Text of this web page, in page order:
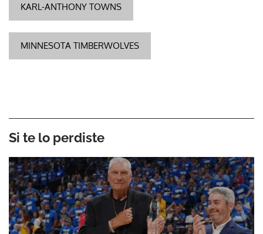
KARL-ANTHONY TOWNS
MINNESOTA TIMBERWOLVES
Si te lo perdiste